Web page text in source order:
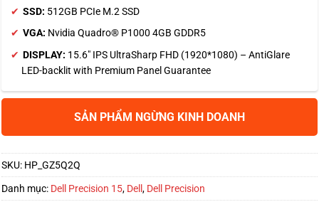
SSD: 512GB PCIe M.2 SSD
VGA: Nvidia Quadro® P1000 4GB GDDR5
DISPLAY: 15.6″ IPS UltraSharp FHD (1920*1080) – AntiGlare
LED-backlit with Premium Panel Guarantee
SẢN PHẨM NGỪNG KINH DOANH
SKU: HP_GZ5Q2Q
Danh mục: Dell Precision 15, Dell , Dell Precision